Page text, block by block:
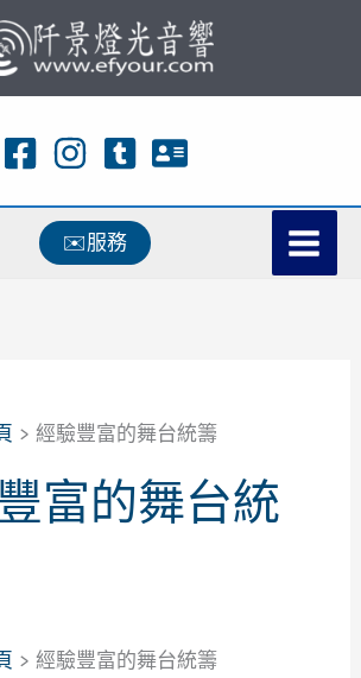
✉️服務
經驗豐富的舞台統籌
富的舞台統
經驗豐富的舞台統籌